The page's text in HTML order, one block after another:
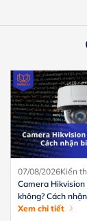
07/08/2026Kiến
Camera Hikvision
không? Cách
tránh hiệu quả
Xem chi tiết